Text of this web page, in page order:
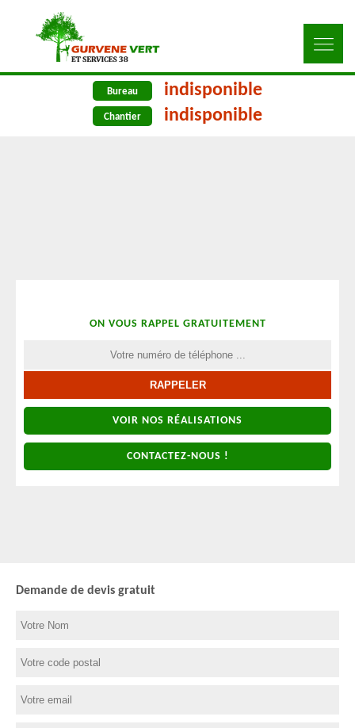
Bureau indisponible
Chantier indisponible
ON VOUS RAPPEL GRATUITEMENT
VOIR NOS RÉALISATIONS
CONTACTEZ-NOUS !
Demande de devis gratuit